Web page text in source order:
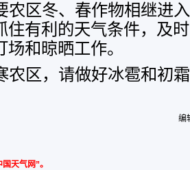
区冬、春作物相继进
住有利的天气条件，及
和晾晒工作。
区，请做好冰雹和初
编
天气网”。